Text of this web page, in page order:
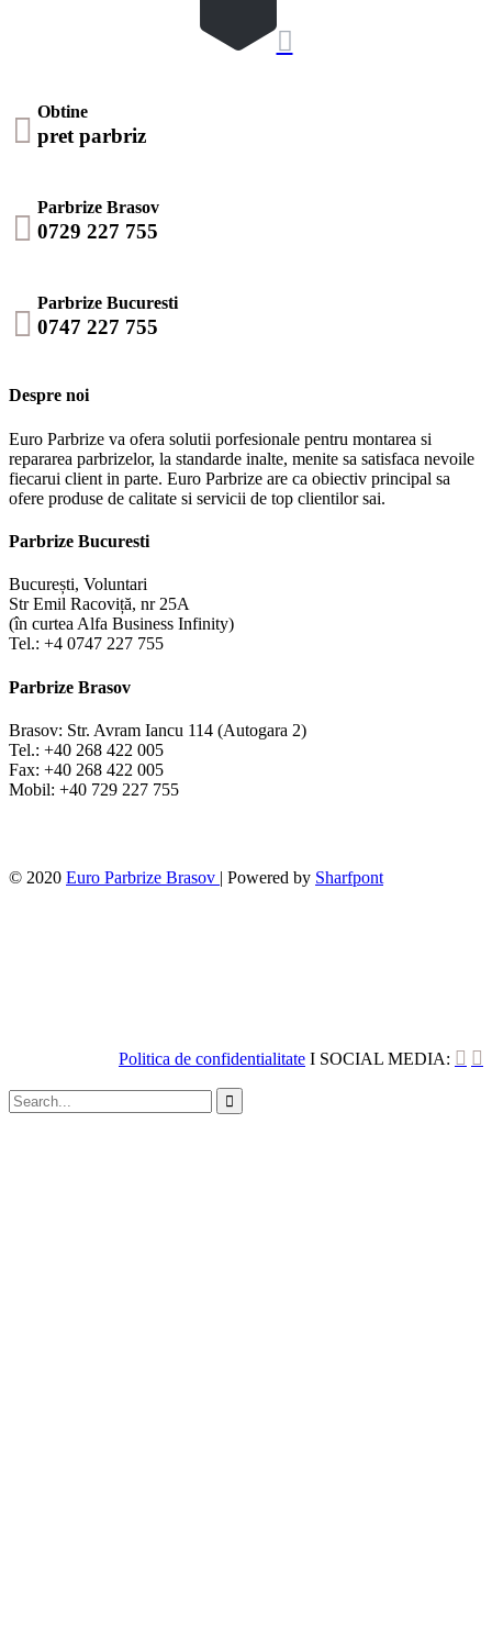

 Obtine
pret parbriz

Parbrize Brasov
0729 227 755

Parbrize Bucuresti
0747 227 755
Despre noi
Euro Parbrize va ofera solutii porfesionale pentru montarea si
repararea parbrizelor, la standarde inalte, menite sa satisfaca nevoile
fiecarui client in parte. Euro Parbrize are ca obiectiv principal sa
ofere produse de calitate si servicii de top clientilor sai.
Parbrize Bucuresti
București, Voluntari
Str Emil Racoviță, nr 25A
(în curtea Alfa Business Infinity)
Tel.: +4 0747 227 755
Parbrize Brasov
Brasov: Str. Avram Iancu 114 (Autogara 2)
Tel.: +40 268 422 005
Fax: +40 268 422 005
Mobil: +40 729 227 755
© 2020 Euro Parbrize Brasov | Powered by Sharfpont
Politica de confidentialitate I SOCIAL MEDIA:  
